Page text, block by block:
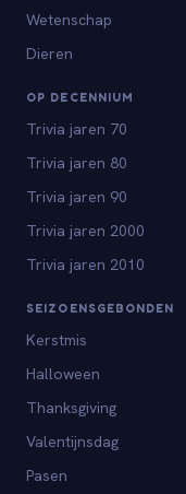
Wetenschap
Dieren
OP DECENNIUM
Trivia jaren 70
Trivia jaren 80
Trivia jaren 90
Trivia jaren 2000
Trivia jaren 2010
SEIZOENSGEBONDEN
Kerstmis
Halloween
Thanksgiving
Valentijnsdag
Pasen